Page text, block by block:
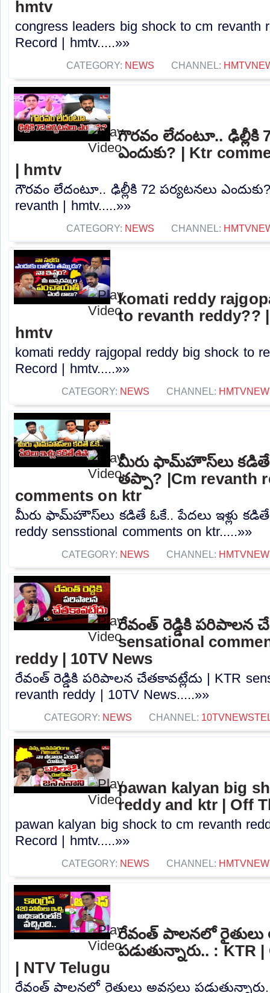
hmtv
congress leaders big shock to cm revanth
Record | hmtv.....»»
CATEGORY: NEWS CHANNEL:
గౌరవం లేదంటూ.. ఢిల్లీకి
ఎందుకు? | Ktr
| hmtv
గౌరవం లేదంటూ.. ఢిల్లీకి 72 పర్యటనలు
revanth | hmtv.....»»
CATEGORY: NEWS CHANNEL:
komati reddy
to revanth reddy??
hmtv
komati reddy rajgopal reddy big shock to
Record | hmtv.....»»
CATEGORY: NEWS CHANNEL:
మీరు ఫామ్‌హౌస్‌లు కడితే
తప్పా? |Cm revanth
comments on ktr
మీరు ఫామ్‌హౌస్‌లు కడితే ఓకే.. పేదలు ఇళ్లు కడితే
reddy sensstional comments on ktr.....»»
CATEGORY: NEWS CHANNEL:
రేవంత్ రెడ్డికి పరిపాలన
sensational
reddy | 10TV News
రేవంత్ రెడ్డికి పరిపాలన చేతకావట్లేదు | KTR
revanth reddy | 10TV News.....»»
CATEGORY: NEWS CHANNEL:
pawan kalyan big
reddy and ktr | Off
pawan kalyan big shock to cm revanth
Record | hmtv.....»»
CATEGORY: NEWS CHANNEL:
రేవంత్ పాలనలో రైతులు
పడుతున్నారు.. : KTR
| NTV Telugu
రేవంత్ పాలనలో రైతులు అవస్ధలు